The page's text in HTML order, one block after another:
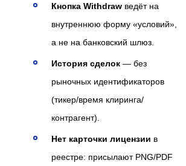
Кнопка Withdraw ведёт на
внутреннюю форму «условий»,
а не на банковский шлюз.
История сделок — без
рыночных идентификаторов
(тикер/время клиринга/
контрагент).
Нет карточки лицензии в
реестре: присылают PNG/PDF